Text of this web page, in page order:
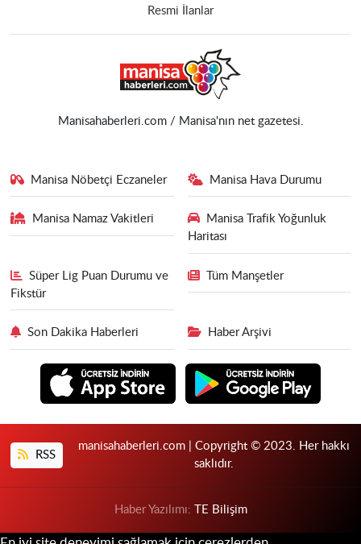
Resmi İlanlar
Manisahaberleri.com / Manisa'nın net gazetesi.
Manisa Nöbetçi Eczaneler Manisa Hava Durumu
Manisa Namaz Vakitleri
Manisa Trafik Yoğunluk
Haritası
Süper Lig Puan Durumu ve
Fikstür
Tüm Manşetler
Son Dakika Haberleri Haber Arşivi
RSS
manisahaberleri.com | Copyright © 2023. Her hakkı
saklıdır.
Haber Yazılımı: TE Bilişim